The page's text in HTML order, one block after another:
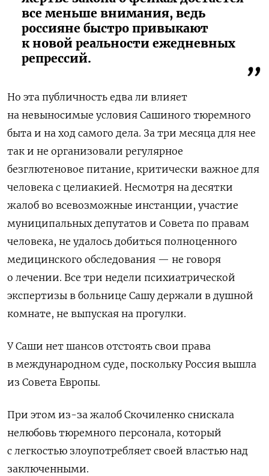
все меньше внимания, ведь
россияне быстро привыкают
к новой реальности ежедневных
репрессий.
Но эта публичность едва ли влияет
на невыносимые условия Сашиного тюремного
быта и на ход самого дела. За три месяца для нее
так и не организовали регулярное
безглютеновое питание, критически важное для
человека с целиакией. Несмотря на десятки
жалоб во всевозможные инстанции, участие
муниципальных депутатов и Совета по правам
человека, не удалось добиться полноценного
медицинского обследования — не говоря
о лечении. Все три недели психиатрической
экспертизы в больнице Сашу держали в душной
комнате, не выпуская на прогулки.
У Саши нет шансов отстоять свои права
в международном суде, поскольку Россия вышла
из Совета Европы.
При этом из-за жалоб Скочиленко снискала
нелюбовь тюремного персонала, который
с легкостью злоупотребляет своей властью над
заключенными.